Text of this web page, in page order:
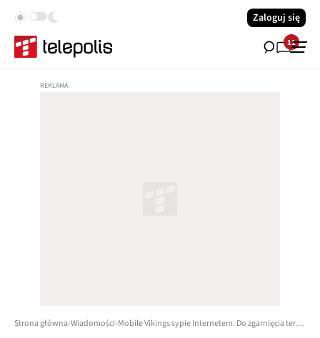
Zaloguj się
11
Strona główna Wiadomości Mobile Vikings sypie Internetem. Do zgarnięcia terabajty danych ekstra